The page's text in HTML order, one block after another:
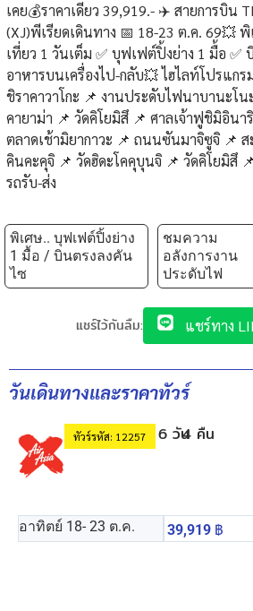
เคย💰ราคาเดียว 39,919.- ✈️ สายการบิน
(XJ)พีเรียดเดินทาง 📅 18-23 ต.ค. 69💥
เที่ยว 1 วันเต็ม ✅ บุฟเฟต์ปิ้งย่าง 1 มื้อ ✅
อาหารบนเครื่องไป-กลับ💥 ไฮไลท์โปรแก
ชิราคาวาโกะ 📌 งานประดับไฟนาบานะโน
คายาม่า 📌 วัดคิโยมิสึ 📌 ศาลเจ้าฟูชิมิอินา
ตลาดเช้ามิยากาวะ 📌 ถนนซันมาจิซูจิ 📌
คินคะคุจิ 📌 วัดฮิดะโคคุบุนจิ 📌 วัดคิโยมิสึ
รถรับ-ส่ง
พิเศษ.. บุฟเฟต์ปิ้งย่าง
1 มื้อ / บินตรงลงคัน
ไซ
ชมความ
อลังการงาน
ประดับไฟ
แชร์ไว้กันลืม: แชร์ทาง
วันเดินทางและราคาทัวร์
ทัวร์รหัส: 12257 6 วัน4 คืน
อาทิตย์ 18- 23 ต.ค. 39,919 ฿